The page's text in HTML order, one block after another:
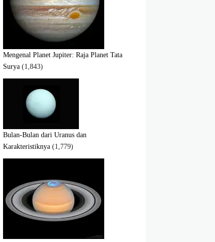
Mengenal Planet Jupiter: Raja Planet Tata
Surya (1,843)
Bulan-Bulan dari Uranus dan
Karakteristiknya (1,779)